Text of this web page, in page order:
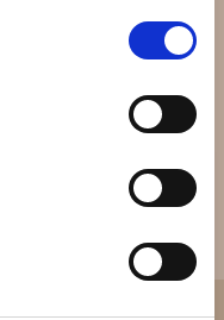
fabrikker, kaliber